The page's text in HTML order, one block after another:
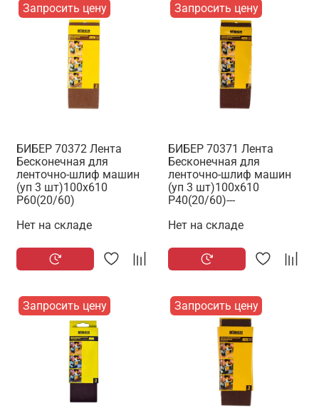
Запросить цену
БИБЕР 70372 Лента
Бесконечная для
ленточно-шлиф машин
(уп 3 шт)100х610
Р60(20/60)
Нет на складе
Запросить цену
БИБЕР 70371 Лента
Бесконечная для
ленточно-шлиф машин
(уп 3 шт)100х610
Р40(20/60)---
Нет на складе
Запросить цену Запросить цену